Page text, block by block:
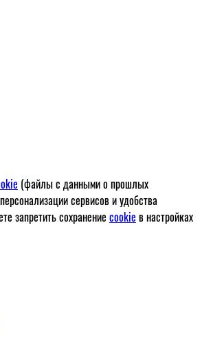
(файлы с данными о прошлых
сервисов и удобства
запретить сохранение cookie в настройках